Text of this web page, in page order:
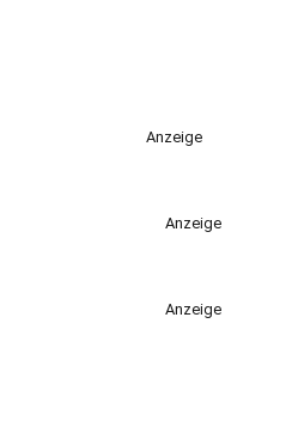
Anzeige
Anzeige
Anzeige